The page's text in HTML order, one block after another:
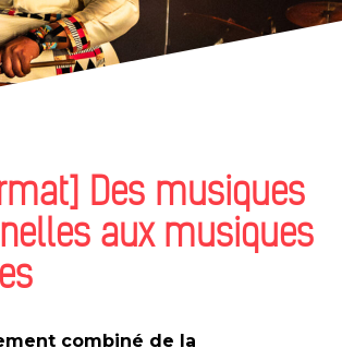
Des musiques
aux musiques
combiné de la